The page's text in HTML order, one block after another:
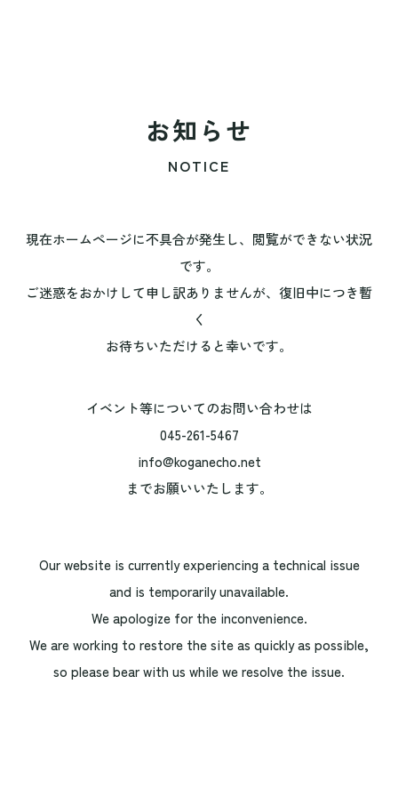
お知らせ
NOTICE
現在ホームページに不具合が発生し、閲覧ができない状況
です。
ご迷惑をおかけして申し訳ありませんが、復旧中につき暫
く
お待ちいただけると幸いです。
イベント等についてのお問い合わせは
045-261-5467
info@koganecho.net
までお願いいたします。
Our website is currently experiencing a technical issue
and is temporarily unavailable.
We apologize for the inconvenience.
We are working to restore the site as quickly as possible,
so please bear with us while we resolve the issue.